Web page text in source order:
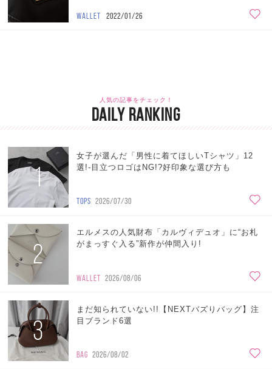
WALLET 2022/01/26
人気の記事をチェック！
DAILY RANKING
1
女子が選んだ「男性に着てほしいTシャツ」12
選!-目立つロゴはNG!?好印象な選び方も
TOPS 2026/07/30
2
エルメスの人気財布「カルヴィデュオ」に“お札
がまっすぐ入る”新作が仲間入り!
WALLET 2026/08/06
3
まだ知られていない!!【NEXTバズりバッグ】注
目ブランド6選
BAG 2026/08/02